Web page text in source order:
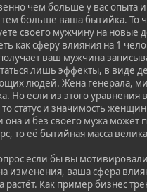
чем больше у вас опыта
тем больше ваша бытийка. То
своего мужчину на новые
как сферу влияния на 1
ваш мужчина
лишь эффекты, в виде
людей. Жена генерала,
Но если из этого уравнения
статус и значимость
она и без своего мужа может
то её бытийная масса
если бы вы
изменения, ваша сфера
растёт. Как пример бизнес